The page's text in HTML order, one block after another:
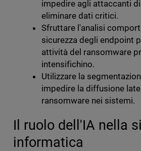
impedire agli attaccanti
eliminare dati critici.
Sfruttare l'analisi
sicurezza degli endpoint
attività del ransomware
intensifichino.
Utilizzare la
impedire la diffusione
ransomware nei sistemi.
Il ruolo dell'IA nella
informatica